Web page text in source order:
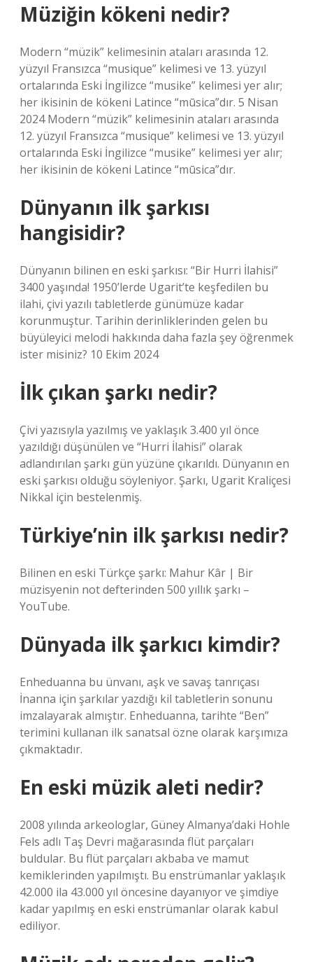
Müziğin kökeni nedir?
Modern “müzik” kelimesinin ataları arasında 12.
yüzyıl Fransızca “musique” kelimesi ve 13. yüzyıl
ortalarında Eski İngilizce “musike” kelimesi yer alır;
her ikisinin de kökeni Latince “mūsica”dır. 5 Nisan
2024 Modern “müzik” kelimesinin ataları arasında
12. yüzyıl Fransızca “musique” kelimesi ve 13. yüzyıl
ortalarında Eski İngilizce “musike” kelimesi yer alır;
her ikisinin de kökeni Latince “mūsica”dır.
Dünyanın ilk şarkısı
hangisidir?
Dünyanın bilinen en eski şarkısı: “Bir Hurri İlahisi”
3400 yaşında! 1950’lerde Ugarit’te keşfedilen bu
ilahi, çivi yazılı tabletlerde günümüze kadar
korunmuştur. Tarihin derinliklerinden gelen bu
büyüleyici melodi hakkında daha fazla şey öğrenmek
ister misiniz? 10 Ekim 2024
İlk çıkan şarkı nedir?
Çivi yazısıyla yazılmış ve yaklaşık 3.400 yıl önce
yazıldığı düşünülen ve “Hurri İlahisi” olarak
adlandırılan şarkı gün yüzüne çıkarıldı. Dünyanın en
eski şarkısı olduğu söyleniyor. Şarkı, Ugarit Kraliçesi
Nikkal için bestelenmiş.
Türkiye’nin ilk şarkısı nedir?
Bilinen en eski Türkçe şarkı: Mahur Kâr | Bir
müzisyenin not defterinden 500 yıllık şarkı –
YouTube.
Dünyada ilk şarkıcı kimdir?
Enheduanna bu ünvanı, aşk ve savaş tanrıçası
İnanna için şarkılar yazdığı kil tabletlerin sonunu
imzalayarak almıştır. Enheduanna, tarihte “Ben”
terimini kullanan ilk sanatsal özne olarak karşımıza
çıkmaktadır.
En eski müzik aleti nedir?
2008 yılında arkeologlar, Güney Almanya’daki Hohle
Fels adlı Taş Devri mağarasında flüt parçaları
buldular. Bu flüt parçaları akbaba ve mamut
kemiklerinden yapılmıştı. Bu enstrümanlar yaklaşık
42.000 ila 43.000 yıl öncesine dayanıyor ve şimdiye
kadar yapılmış en eski enstrümanlar olarak kabul
ediliyor.